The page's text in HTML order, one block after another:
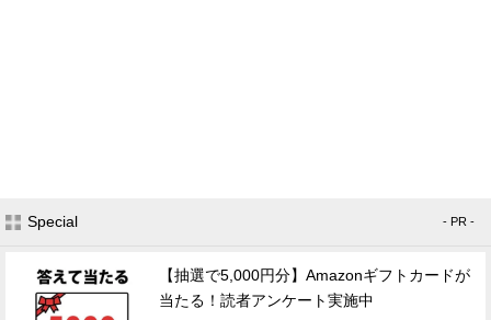
Special - PR -
【抽選で5,000円分】Amazonギフトカードが
当たる！読者アンケート実施中